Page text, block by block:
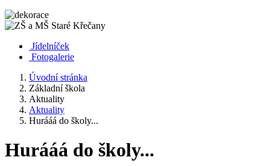
Jídelníček
Fotogalerie
Úvodní stránka
Základní škola
Aktuality
Aktuality
Hurááá do školy...
Hurááá do školy...